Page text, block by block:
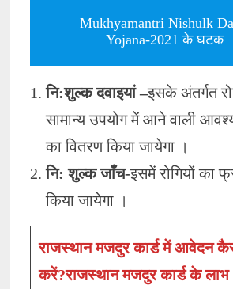
Mukhyamantri Nishulk
Yojana-2021 के घटक
नि:शुल्क दवाइयां –इसके अंतर्गत
सामान्य उपयोग में आने वाली
का वितरण किया जायेगा ।
नि: शुल्क जाँच-इसमें रोगियों का
किया जायेगा ।
राजस्थान मजदुर कार्ड में आवेदन
करें?राजस्थान मजदुर कार्ड के लाभ